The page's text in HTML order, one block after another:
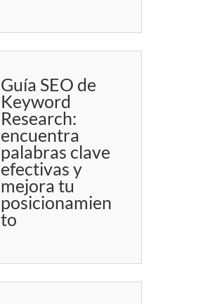
Guía SEO de
Keyword
Research:
encuentra
palabras clave
efectivas y
mejora tu
posicionamien
to